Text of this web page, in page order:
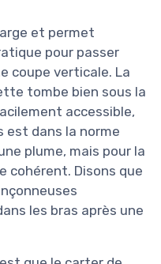
et permet
pour passer
coupe verticale. La
tombe bien sous la
accessible,
est dans la norme
plume, mais pour la
cohérent. Disons que
les bras après une